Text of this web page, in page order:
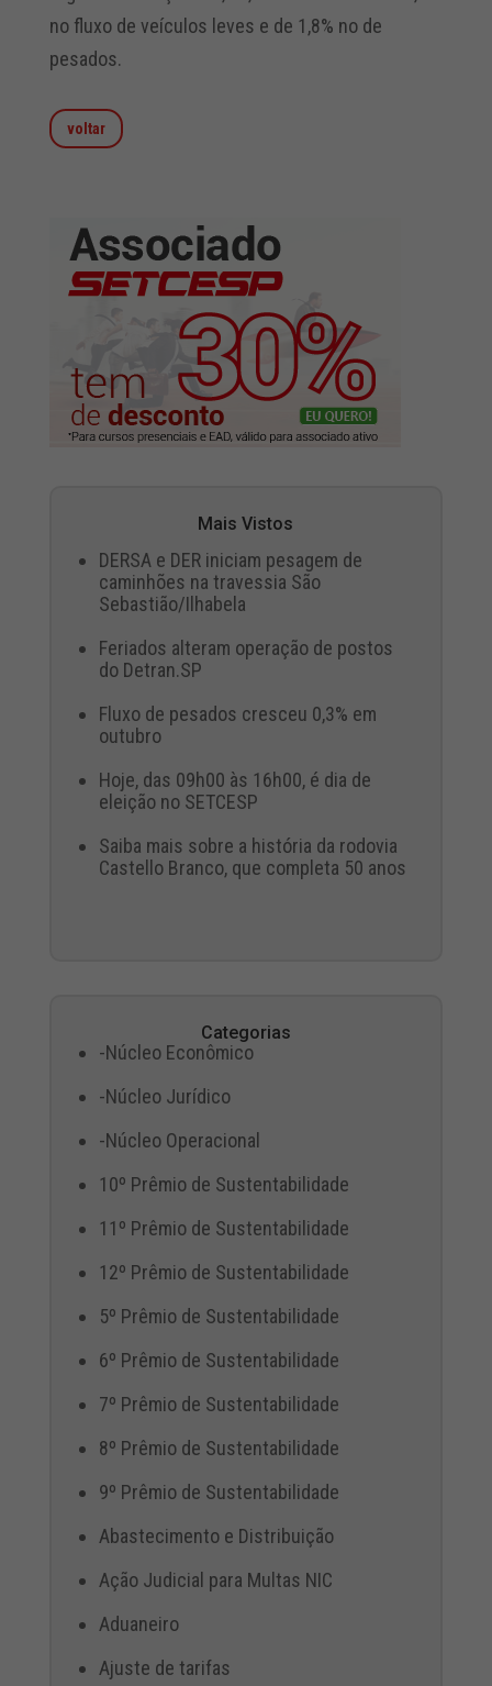
no fluxo de veículos leves e de 1,8% no de
pesados.
voltar
Mais Vistos
DERSA e DER iniciam pesagem de
caminhões na travessia São
Sebastião/Ilhabela
Feriados alteram operação de postos
do Detran.SP
Fluxo de pesados cresceu 0,3% em
outubro
Hoje, das 09h00 às 16h00, é dia de
eleição no SETCESP
Saiba mais sobre a história da rodovia
Castello Branco, que completa 50 anos
Categorias
-Núcleo Econômico
-Núcleo Jurídico
-Núcleo Operacional
10º Prêmio de Sustentabilidade
11º Prêmio de Sustentabilidade
12º Prêmio de Sustentabilidade
5º Prêmio de Sustentabilidade
6º Prêmio de Sustentabilidade
7º Prêmio de Sustentabilidade
8º Prêmio de Sustentabilidade
9º Prêmio de Sustentabilidade
Abastecimento e Distribuição
Ação Judicial para Multas NIC
Aduaneiro
Ajuste de tarifas